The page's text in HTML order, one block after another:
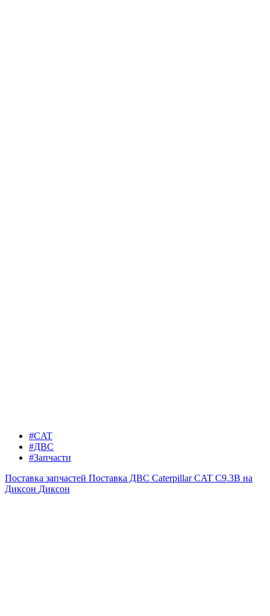
#CAT
#ДВС
#Запчасти
Поставка запчастей Поставка ДВС Caterpillar CAT C9.3B на
Диксон Диксон